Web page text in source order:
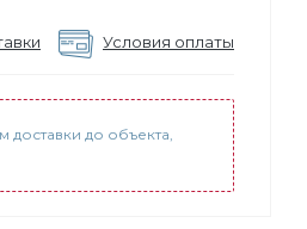
Условия оплаты
доставки до объекта,